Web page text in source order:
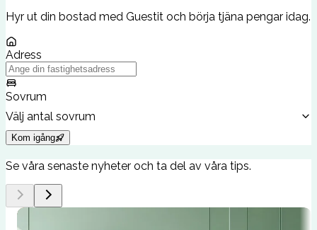
Hyr ut din bostad med Guestit och börja tjäna pengar idag.
Adress
Sovrum
Välj antal sovrum
Kom igång
Se våra senaste nyheter och ta del av våra tips.